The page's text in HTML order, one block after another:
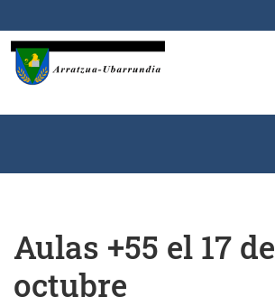
Aulas +55 el 17 de
octubre